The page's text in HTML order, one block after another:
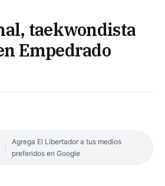
taekwondista
Empedrado
Agrega El Libertador a tus medios
preferidos en Google